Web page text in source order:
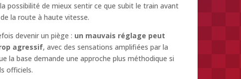
possibilité de mieux sentir ce que subit le train avant
la route à haute vitesse.
devenir un piège : un mauvais réglage peut
agressif, avec des sensations amplifiées par la
la base demande une approche plus méthodique si
officiels.